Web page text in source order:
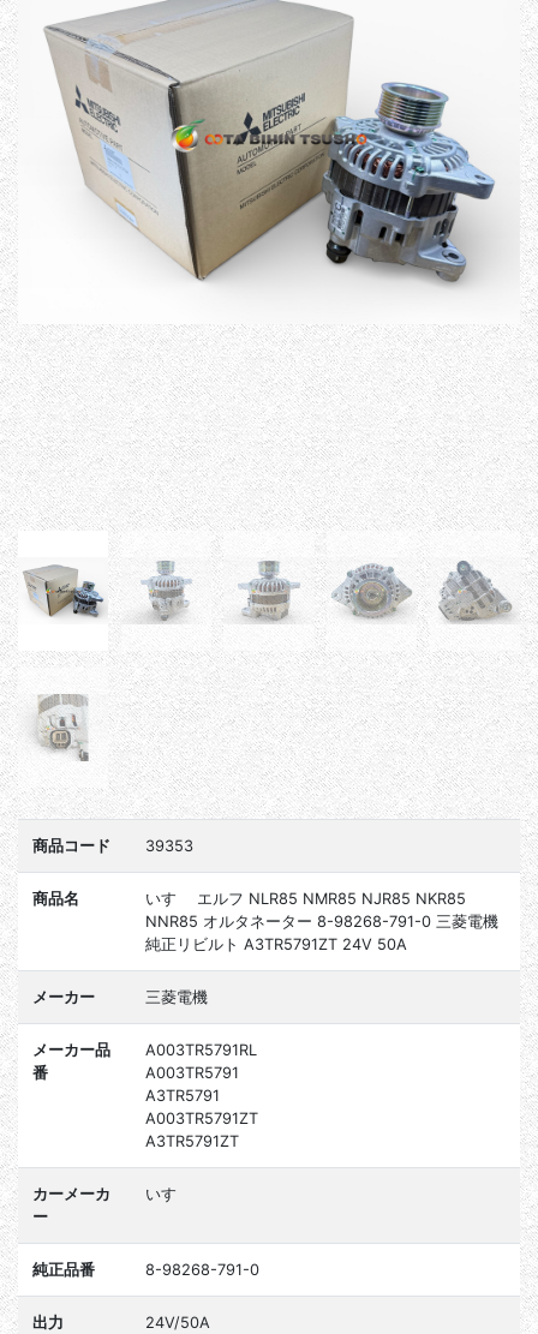
商品コード 39353
商品名
いすゞ エルフ NLR85 NMR85 NJR85 NKR85
NNR85 オルタネーター 8-98268-791-0 三菱電機
純正リビルト A3TR5791ZT 24V 50A
メーカー 三菱電機
メーカー品
番
A003TR5791RL
A003TR5791
A3TR5791
A003TR5791ZT
A3TR5791ZT
カーメーカ
ー
いすゞ
純正品番 8-98268-791-0
出力 24V/50A